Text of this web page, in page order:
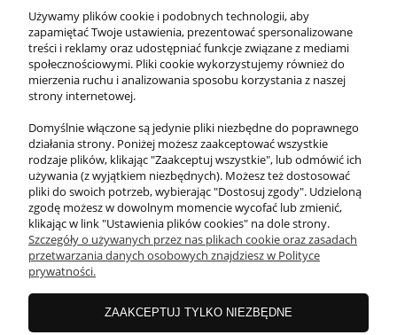
Potrzebujesz pomocy? Zadzwoń!
+48 501 707 760
+48 34 374 04 94
e-mail:
biuro@motis.pl
O NAS
OBSŁUGA KLIENTA
Używamy plików cookie i podobnych technologii, aby
zapamiętać Twoje ustawienia, prezentować spersonalizowane
treści i reklamy oraz udostępniać funkcje związane z mediami
społecznościowymi. Pliki cookie wykorzystujemy również do
mierzenia ruchu i analizowania sposobu korzystania z naszej
strony internetowej.
Domyślnie włączone są jedynie pliki niezbędne do poprawnego
działania strony. Poniżej możesz zaakceptować wszystkie
rodzaje plików, klikając "Zaakceptuj wszystkie", lub odmówić ich
używania (z wyjątkiem niezbędnych). Możesz też dostosować
pliki do swoich potrzeb, wybierając "Dostosuj zgody". Udzieloną
zgodę możesz w dowolnym momencie wycofać lub zmienić,
klikając w link "Ustawienia plików cookies" na dole strony.
Szczegóły o używanych przez nas plikach cookie oraz zasadach
przetwarzania danych osobowych znajdziesz w Polityce
prywatności.
ZAAKCEPTUJ TYLKO NIEZBĘDNE